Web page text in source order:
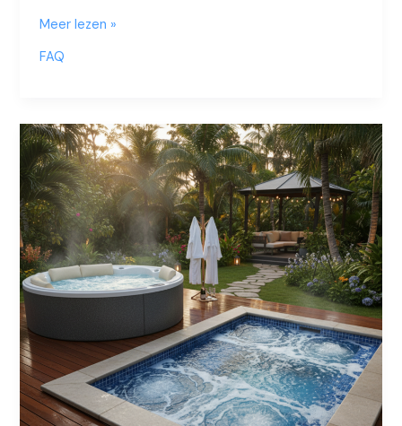
Vanaf
leeftijd
Meer lezen »
FAQ